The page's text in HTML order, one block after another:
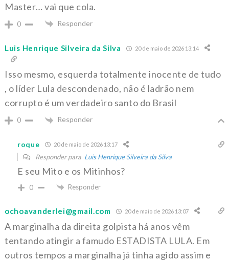
Master… vai que cola.
0 Responder
Luis Henrique Silveira da Silva 20 de maio de 2026 13:14
Isso mesmo, esquerda totalmente inocente de tudo
, o líder Lula descondenado, não é ladrão nem
corrupto é um verdadeiro santo do Brasil
0 Responder
roque 20 de maio de 2026 13:17
Responder para Luis Henrique Silveira da Silva
E seu Mito e os Mitinhos?
0 Responder
ochoavanderlei@gmail.com 20 de maio de 2026 13:07
A marginalha da direita golpista há anos vêm
tentando atingir a famudo ESTADISTA LULA. Em
outros tempos a marginalha já tinha agido assim e